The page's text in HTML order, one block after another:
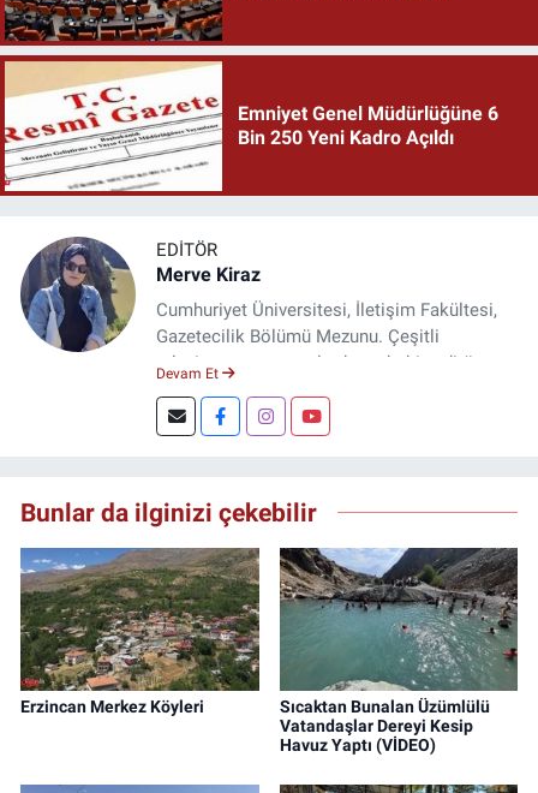
Emniyet Genel Müdürlüğüne 6
Bin 250 Yeni Kadro Açıldı
EDITÖR
Merve Kiraz
Cumhuriyet Üniversitesi, İletişim Fakültesi,
Gazetecilik Bölümü Mezunu. Çeşitli
televizyon ve gazetelerde muhabir, editör,
Şuan, www.dogugazetesi.com adlı haber
sitesinin Yazı İşleri Müdürlüğünü yürütmekte.
Devam Et
Bunlar da ilginizi çekebilir
Erzincan Merkez Köyleri
Sıcaktan Bunalan Üzümlülü
Vatandaşlar Dereyi Kesip
Havuz Yaptı (VİDEO)